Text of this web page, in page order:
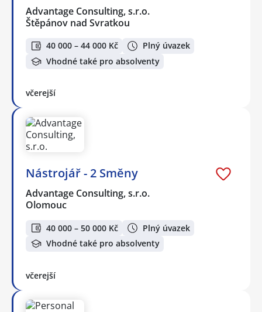
Advantage Consulting, s.r.o.
Štěpánov nad Svratkou
40 000 – 44 000 Kč
Plný úvazek
Vhodné také pro absolventy
včerejší
Nástrojář - 2 Směny
Advantage Consulting, s.r.o.
Olomouc
40 000 – 50 000 Kč
Plný úvazek
Vhodné také pro absolventy
včerejší